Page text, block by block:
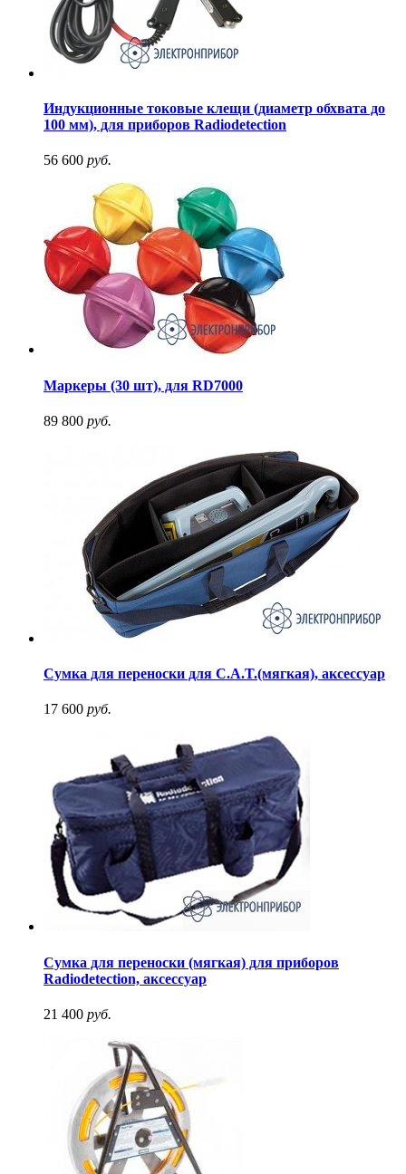
Индукционные токовые клещи (диаметр обхвата до
100 мм), для приборов Radiodetection
56 600 руб.
Маркеры (30 шт), для RD7000
89 800 руб.
Сумка для переноски для C.A.T.(мягкая), аксессуар
17 600 руб.
Сумка для переноски (мягкая) для приборов
Radiodetection, аксессуар
21 400 руб.